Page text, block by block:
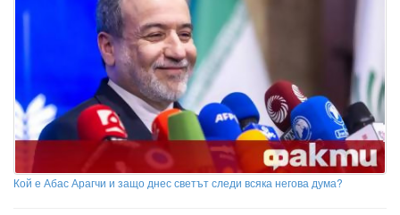
Кой е Абас Арагчи и защо днес светът следи всяка негова дума?